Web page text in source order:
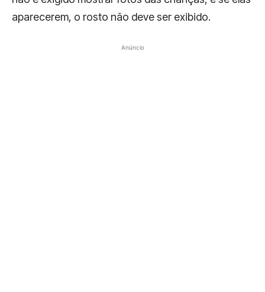
aparecerem, o rosto não deve ser exibido.
Anúncio